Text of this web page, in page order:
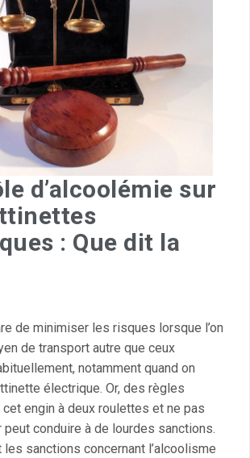
d’alcoolémie sur
: Que dit la
de minimiser les risques lorsque l’on
de transport autre que ceux
notamment quand on
électrique. Or, des règles
engin à deux roulettes et ne pas
peut conduire à de lourdes sanctions.
sanctions concernant l’alcoolisme